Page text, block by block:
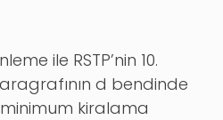
ile RSTP’nin 10.
d bendinde
kiralama